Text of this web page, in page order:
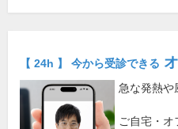
【 24h 】 今から受診できる
急な発熱や
ご自宅・オ